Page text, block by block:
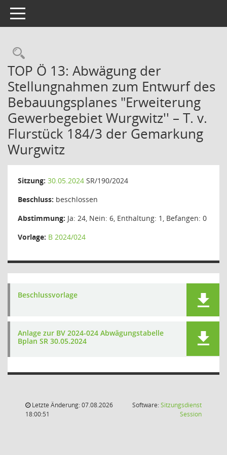
Toggle navigation
Rechercheauswahl
TOP Ö 13: Abwägung der
Stellungnahmen zum Entwurf des
Bebauungsplanes "Erweiterung
Gewerbegebiet Wurgwitz'' – T. v.
Flurstück 184/3 der Gemarkung
Wurgwitz
Sitzung: 30.05.2024 SR/190/2024
Beschluss: beschlossen
Abstimmung: Ja: 24, Nein: 6, Enthaltung: 1, Befangen: 0
Vorlage: B 2024/024
Beschlussvorlage
Anlage zur BV 2024-024 Abwägungstabelle
Bplan SR 30.05.2024
Letzte Änderung: 07.08.2026
18:00:51
Software:Sitzungsdienst
Session(Wird in